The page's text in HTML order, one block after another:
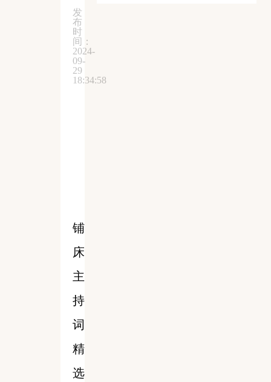
发
布
时
间：
2024-
09-
29
18:34:58
铺
床
主
持
词
精
选